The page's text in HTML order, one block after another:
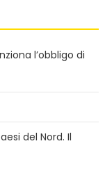
l’obbligo di
del Nord. Il